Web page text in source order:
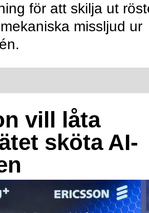
för att skilja ut
missljud ur
vill låta
sköta AI-